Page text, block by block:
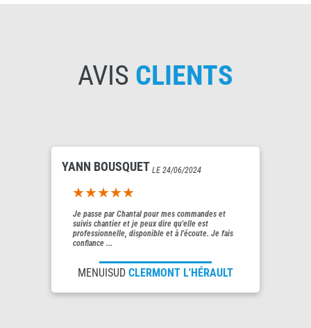
AVIS CLIENTS
YANN BOUSQUET LE 24/06/2024
5out of 5
Je passe par Chantal pour mes commandes et
suivis chantier et je peux dire qu'elle est
professionnelle, disponible et à l'écoute. Je fais
confiance ...
MENUISUD CLERMONT L'HÉRAULT